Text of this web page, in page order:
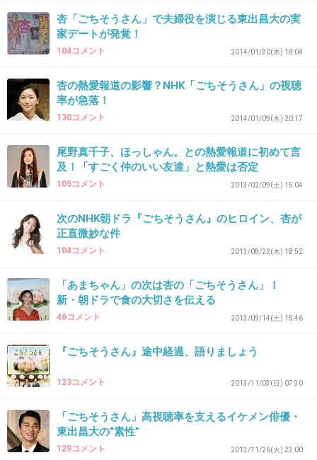
ケメン東出さんと結婚して幸せになってほし
い。
ええのぉ〜ええのぉ〜
お似合いだと思う！
二人とも大好きだからお似合いですよ❤️
-4
38. 匿名2014/01/09(木) 20:00:35
+67
杏「ごちそうさん」で夫婦役を演じる東出昌大の実
家デートが発覚！
104コメント 2014/01/30(木) 18:04
杏の熱愛報道の影響？NHK「ごちそうさん」の視聴
率が急落！
130コメント 2014/01/09(木) 20:17
尾野真千子、ほっしゃん。との熱愛報道に初めて言
及！「すごく仲のいい友達」と熱愛は否定
105コメント 2013/02/09(土) 15:04
次のNHK朝ドラ『ごちそうさん』のヒロイン、杏が
正直微妙な件
104コメント 2013/08/22(木) 18:52
「あまちゃん」の次は杏の「ごちそうさん」！
新・朝ドラで食の大切さを伝える
46コメント 2013/09/14(土) 15:46
『ごちそうさん』途中経過、語りましょう
123コメント 2013/11/03(日) 07:30
「ごちそうさん」高視聴率を支えるイケメン俳優・
東出昌大の“素性”
129コメント 2013/11/26(火) 23:00